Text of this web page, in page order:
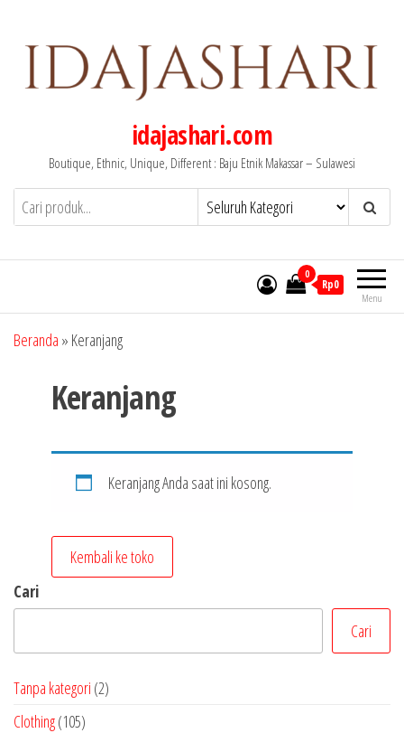
idajashari.com
Boutique, Ethnic, Unique, Different : Baju Etnik Makassar – Sulawesi
Menu
0
Rp0
Beranda » Keranjang
Keranjang
Keranjang Anda saat ini kosong.
Kembali ke toko
Cari
Cari
Tanpa kategori 22
Clothing 1051